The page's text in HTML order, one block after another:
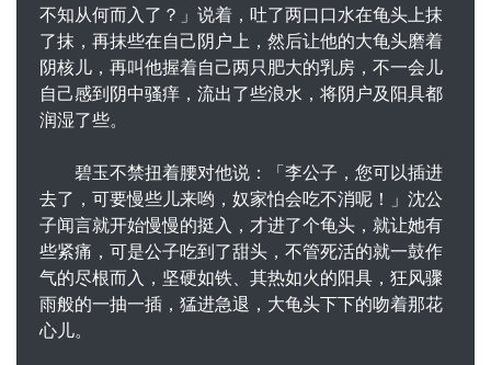
不知从何而入了？」说着，吐了两口口水在龟头上抹
了抹，再抹些在自己阴户上，然后让他的大龟头磨着
阴核儿，再叫他握着自己两只肥大的乳房，不一会儿
自己感到阴中骚痒，流出了些浪水，将阴户及阳具都
润湿了些。
碧玉不禁扭着腰对他说：「李公子，您可以插进
去了，可要慢些儿来哟，奴家怕会吃不消呢！」沈公
子闻言就开始慢慢的挺入，才进了个龟头，就让她有
些紧痛，可是公子吃到了甜头，不管死活的就一鼓作
气的尽根而入，坚硬如铁、其热如火的阳具，狂风骤
雨般的一抽一插，猛进急退，大龟头下下的吻着那花
心儿。